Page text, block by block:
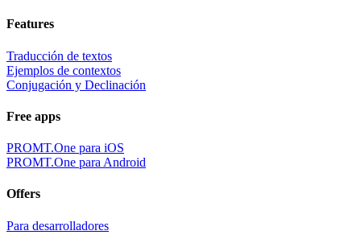
Features
Traducción de textos
Ejemplos de contextos
Conjugación y Declinación
Free apps
PROMT.One para iOS
PROMT.One para Android
Offers
Para desarrolladores